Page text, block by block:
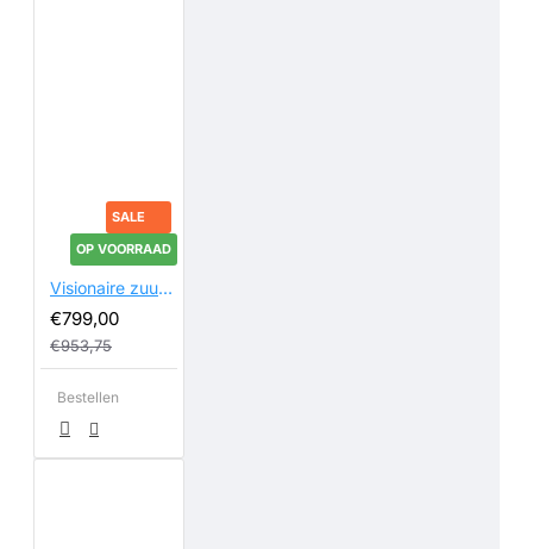
SALE
OP VOORRAAD
Visionaire zuurstofconcentrator
€799,00
€953,75
Bestellen